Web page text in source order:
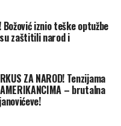
do
jer je
Božović iznio teške optužbe
zaštitili narod i
ZA NAROD! Tenzijama
– brutalna